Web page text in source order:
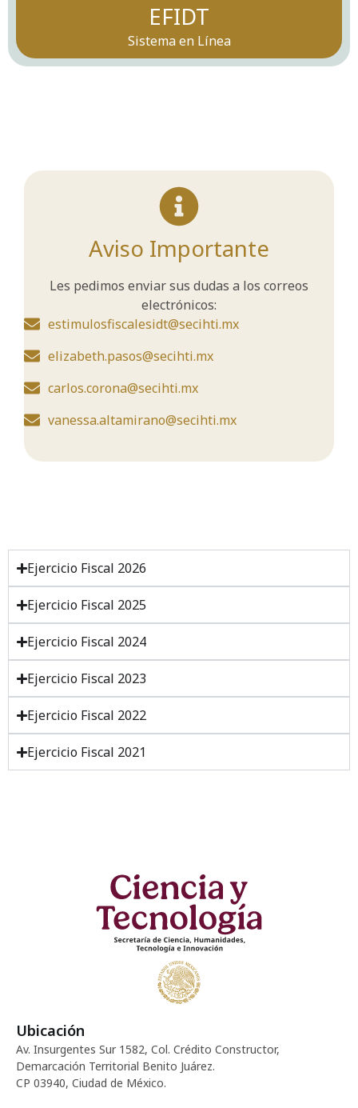
EFIDT
Sistema en Línea
Aviso Importante
Les pedimos enviar sus dudas a los correos
electrónicos:
estimulosfiscalesidt@secihti.mx
elizabeth.pasos@secihti.mx
carlos.corona@secihti.mx
vanessa.altamirano@secihti.mx
Ejercicio Fiscal 2026
Ejercicio Fiscal 2025
Ejercicio Fiscal 2024
Ejercicio Fiscal 2023
Ejercicio Fiscal 2022
Ejercicio Fiscal 2021
Ubicación
Av. Insurgentes Sur 1582, Col. Crédito Constructor,
Demarcación Territorial Benito Juárez.
CP 03940, Ciudad de México.